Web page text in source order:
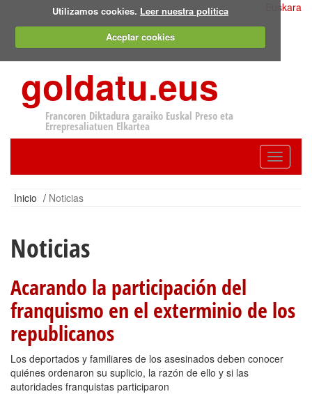
Utilizamos cookies. Leer nuestra política
Aceptar cookies
goldatu.eus
Francoren Diktadura garaiko Euskal Preso eta
Errepresaliatuen Elkartea
Toggle
Euskara
Inicio / Noticias
Noticias
Acarando la participación del
franquismo en el exterminio de los
republicanos
Los deportados y familiares de los asesinados deben conocer
quiénes ordenaron su suplicio, la razón de ello y si las
autoridades franquistas participaron